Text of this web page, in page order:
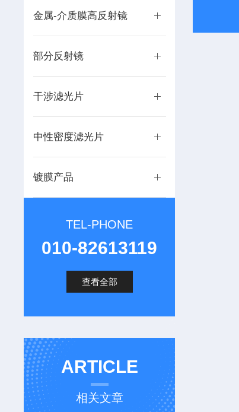
金属-介质膜高反射镜
部分反射镜
干涉滤光片
中性密度滤光片
镀膜产品
TEL-PHONE
010-82613119
查看全部
ARTICLE
相关文章